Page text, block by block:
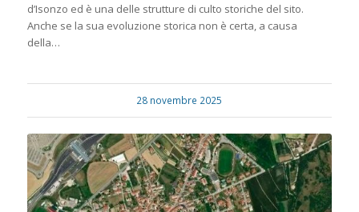
d’Isonzo ed è una delle strutture di culto storiche del sito.
Anche se la sua evoluzione storica non è certa, a causa
della…
28 novembre 2025